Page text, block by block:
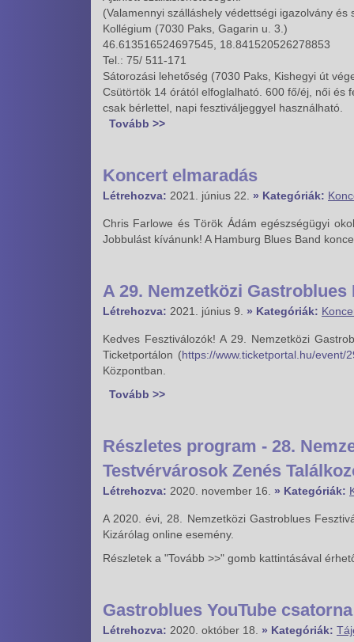
(Valamennyi szálláshely védettségi igazolvány
Kollégium (7030 Paks, Gagarin u. 3.)
46.613516524697545, 18.841520526278853
Tel.: 75/ 511-171
Sátorozási lehetőség (7030 Paks, Kishegyi út
Csütörtök 14 órától elfoglalható. 600 fő/éj, női és
csak bérlettel, napi fesztiváljeggyel használható.
Tovább >>
Koncert elmaradás
Létrehozva: 2021. június 22. » Kategóriák:
Chris Farlowe és Török Ádám egészségügyi
Jobbulást kívánunk! A Hamburg Blues Band
A 29. Nemzetközi
Létrehozva: 2021. június 9. » Kategóriák:
Kedves Fesztiválozók! A 29. Nemzetközi
Ticketportálon (https://www.ticketportal.hu/event/
Központban.
Tovább >>
Részletes program - 28.
Testvérvárosok Zenés
Létrehozva: 2020. november 16. » Kategóriák:
A 2020. évi, 28. Nemzetközi Gastroblues
Kizárólag online esemény.
Részletek a "Tovább >>" gomb kattintásával
Gastroblues YouTube
Létrehozva: 2020. október 18. » Kategóriák: